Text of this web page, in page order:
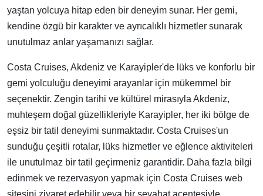
yaştan yolcuya hitap eden bir deneyim sunar. Her gemi,
kendine özgü bir karakter ve ayrıcalıklı hizmetler sunarak
unutulmaz anlar yaşamanızı sağlar.
Costa Cruises, Akdeniz ve Karayipler'de lüks ve konforlu bir
gemi yolculuğu deneyimi arayanlar için mükemmel bir
seçenektir. Zengin tarihi ve kültürel mirasıyla Akdeniz,
muhteşem doğal güzellikleriyle Karayipler, her iki bölge de
eşsiz bir tatil deneyimi sunmaktadır. Costa Cruises'un
sunduğu çeşitli rotalar, lüks hizmetler ve eğlence aktiviteleri
ile unutulmaz bir tatil geçirmeniz garantidir. Daha fazla bilgi
edinmek ve rezervasyon yapmak için Costa Cruises web
sitesini ziyaret edebilir veya bir seyahat acentesiyle